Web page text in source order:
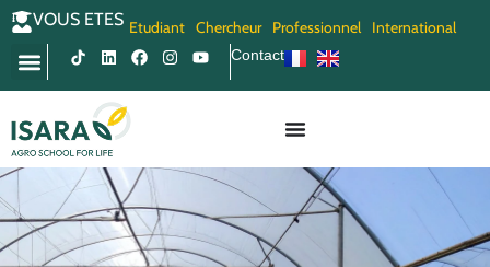
VOUS ETES Etudiant Chercheur Professionnel International
Contact